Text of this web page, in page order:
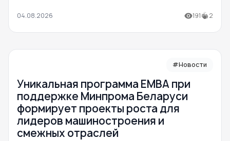
04.08.2026 191 2
#Новости
Уникальная программа ЕМВА при
поддержке Минпрома Беларуси
формирует проекты роста для
лидеров машиностроения и
смежных отраслей